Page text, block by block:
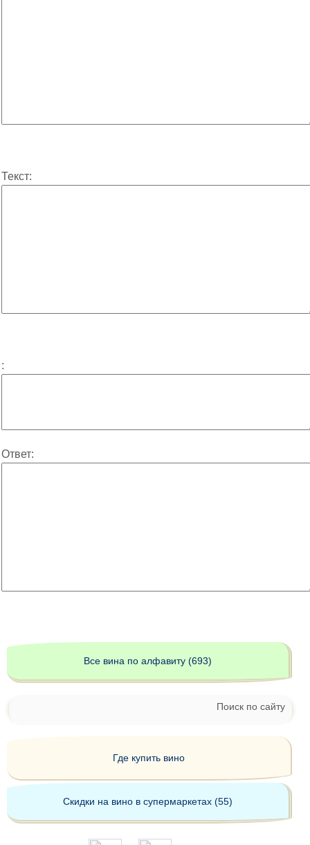
Текст:
:
Ответ:
Все вина по алфавиту (693)
Поиск по сайту
Где купить вино
Скидки на вино в супермаркетах (55)